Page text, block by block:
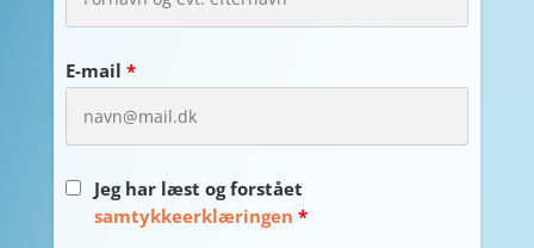
E-mail *
Jeg har læst og forstået
samtykkeerklæringen *